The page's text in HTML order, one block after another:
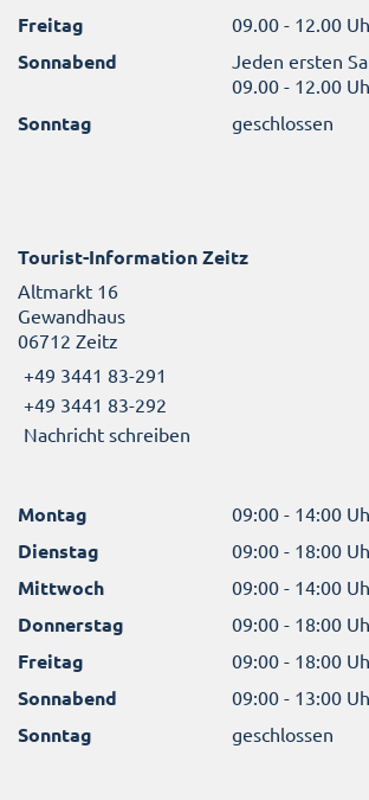
Freitag 09.00 - 12.00
Sonnabend
Jeden ersten
09.00 - 12.00
Sonntag geschlossen
Tourist-Information Zeitz
Altmarkt 16
Gewandhaus
06712 Zeitz
+49 3441 83-291
+49 3441 83-292
Nachricht schreiben
Montag 09:00 - 14:00
Dienstag 09:00 - 18:00
Mittwoch 09:00 - 14:00
Donnerstag 09:00 - 18:00
Freitag 09:00 - 18:00
Sonnabend 09:00 - 13:00
Sonntag geschlossen